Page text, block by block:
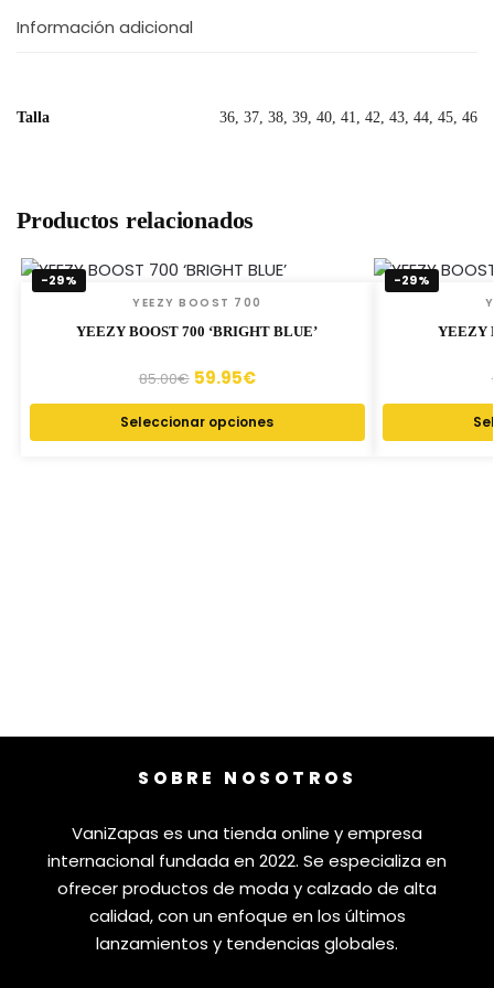
Información adicional
Talla 36, 37, 38, 39, 40, 41, 42, 43, 44, 45, 46
Productos relacionados
-29%
YEEZY BOOST 700
YEEZY BOOST 700 ‘BRIGHT BLUE’
85.00€ 59.95€
Seleccionar opciones
-29%
YEEZY
SOBRE NOSOTROS
VaniZapas es una tienda online y empresa
internacional fundada en 2022. Se especializa en
ofrecer productos de moda y calzado de alta
calidad, con un enfoque en los últimos
lanzamientos y tendencias globales.